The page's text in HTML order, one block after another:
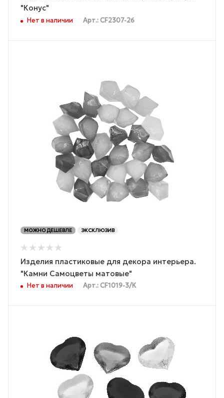
"Конус"
Нет в наличии Арт.: CF2307-26
МОЖНО ДЕШЕВЛЕ ЭКСКЛЮЗИВ
Изделия пластиковые для декора интерьера.
"Камни Самоцветы матовые"
Нет в наличии Арт.: CF1019-3/К